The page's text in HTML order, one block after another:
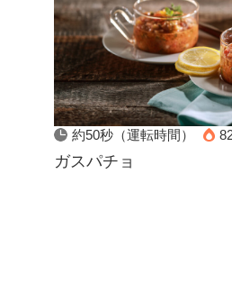
約50秒（運転時間）
ガスパチョ